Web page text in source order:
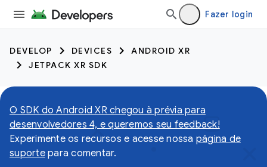
Fazer login
DEVELOP DEVICES
ANDROID XR
JETPACK XR SDK
O SDK do Android XR chegou à prévia para
desenvolvedores 4, e queremos seu feedback!
Experimente os recursos e acesse nossa página de
suportepara comentar.